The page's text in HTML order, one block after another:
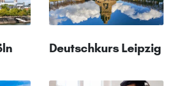
Deutschkurs Leipzig